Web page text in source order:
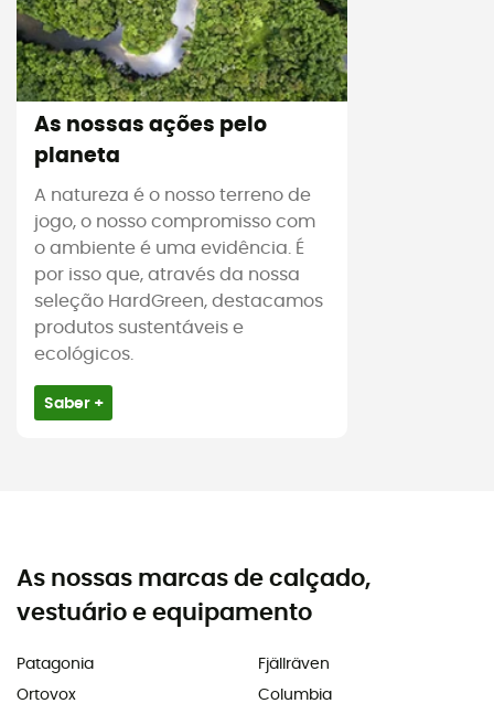
As nossas ações pelo
planeta
A natureza é o nosso terreno de
jogo, o nosso compromisso com
o ambiente é uma evidência. É
por isso que, através da nossa
seleção HardGreen, destacamos
produtos sustentáveis e
ecológicos.
Saber +
As nossas marcas de calçado,
vestuário e equipamento
Patagonia
Ortovox
Fjällräven
Columbia